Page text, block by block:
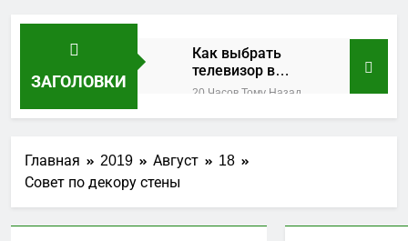
ЗАГОЛОВКИ
Как выбрать
телевизор в
интернет-
характеристик до
20 Часов Тому Назад
чистка зубов?
1 Неделя Тому Назад
консультировании:
как снизить риски
Главная 2019 Август
18
Совет по декору стены